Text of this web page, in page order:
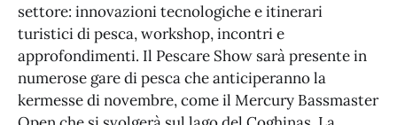
settore: innovazioni tecnologiche e itinerari
turistici di pesca, workshop, incontri e
approfondimenti. Il Pescare Show sarà presente in
numerose gare di pesca che anticiperanno la
kermesse di novembre, come il Mercury Bassmaster